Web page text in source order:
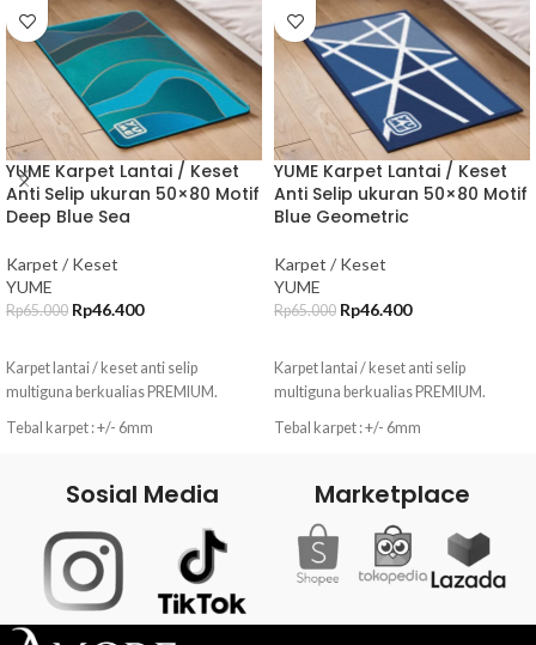
YUME Karpet Lantai / Keset
Anti Selip ukuran 50×80 Motif
Deep Blue Sea
Karpet / Keset
YUME
Rp65.000 Rp46.400
Karpet lantai / keset anti selip
multiguna berkualias PREMIUM.
Tebal karpet : +/- 6mm
Pemeliharaan : Cuci dengan tangan /
Vacum (gambar terlampir / tertempel
di produk)
FULL Digital Printing dengan teknologi
canggih menghasilkan warna cerah
dan tahan lama, awet, warna tidak
YUME Karpet Lantai / Keset
Anti Selip ukuran 50×80 Motif
Blue Geometric
Karpet / Keset
YUME
Rp65.000 Rp46.400
Karpet lantai / keset anti selip
multiguna berkualias PREMIUM.
Tebal karpet : +/- 6mm
Pemeliharaan : Cuci dengan tangan /
Vacum (gambar terlampir / tertempel
di produk)
FULL Digital Printing dengan teknologi
Sosial Media Marketplace